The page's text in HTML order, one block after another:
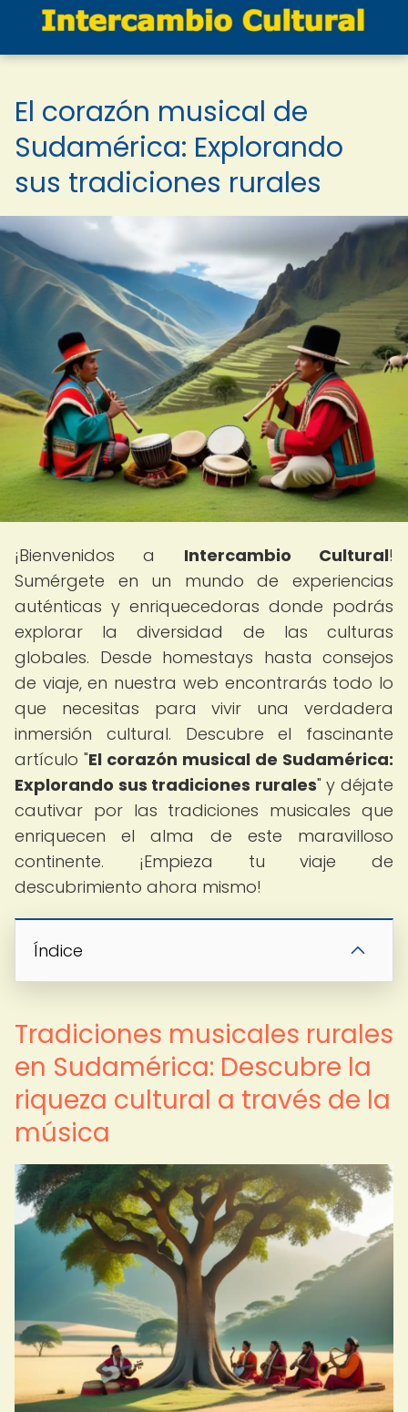
El corazón musical de
Sudamérica: Explorando
sus tradiciones rurales
¡Bienvenidos a Intercambio Cultural!
Sumérgete en un mundo de experiencias
auténticas y enriquecedoras donde podrás
explorar la diversidad de las culturas
globales. Desde homestays hasta consejos
de viaje, en nuestra web encontrarás todo lo
que necesitas para vivir una verdadera
inmersión cultural. Descubre el fascinante
artículo "El corazón musical de Sudamérica:
Explorando sus tradiciones rurales" y déjate
cautivar por las tradiciones musicales que
enriquecen el alma de este maravilloso
continente. ¡Empieza tu viaje de
descubrimiento ahora mismo!
Índice
Tradiciones musicales rurales
en Sudamérica: Descubre la
riqueza cultural a través de la
música